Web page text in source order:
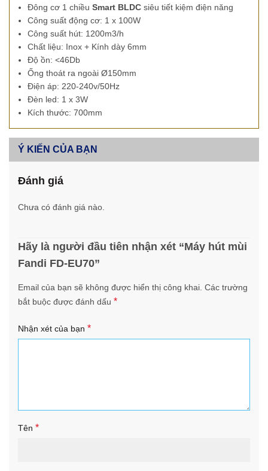
Đông cơ 1 chiều Smart BLDC siêu tiết kiệm điện năng
Công suất động cơ: 1 x 100W
Công suất hút: 1200m3/h
Chất liệu: Inox + Kính dày 6mm
Độ ồn: <46Db
Ống thoát ra ngoài Ø150mm
Điện áp: 220-240v/50Hz
Đèn led: 1 x 3W
Kích thước: 700mm
Ý KIẾN CỦA BẠN
Đánh giá
Chưa có đánh giá nào.
Hãy là người đầu tiên nhận xét “Máy hút mùi
Fandi FD-EU70”
Email của bạn sẽ không được hiển thị công khai. Các trường
bắt buộc được đánh dấu *
Nhận xét của bạn *
Tên *